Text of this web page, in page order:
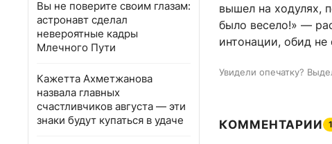
Вы не поверите своим глазам:
астронавт сделал
невероятные кадры
Млечного Пути
Кажетта Ахметжанова
назвала главных
счастливчиков августа — эти
знаки будут купаться в удаче
вышел на ходулях,
было весело!» —
интонации, обид
Увидели опечатку?
КОММЕНТАРИИ 1